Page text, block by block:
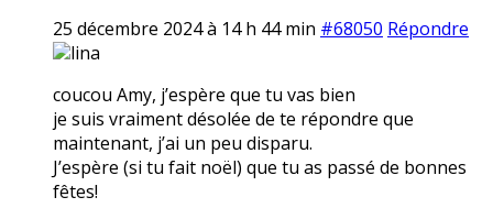
25 décembre 2024 à 14 h 44 min #68050 Répondre
lina
coucou Amy, j’espère que tu vas bien
je suis vraiment désolée de te répondre que
maintenant, j’ai un peu disparu.
J’espère (si tu fait noël) que tu as passé de bonnes
fêtes!